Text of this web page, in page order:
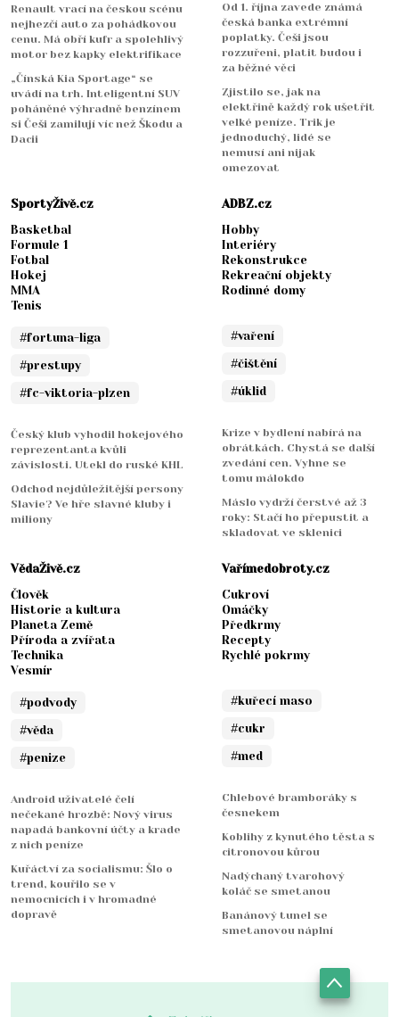
Renault vrací na českou scénu
nejhezčí auto za pohádkovou
cenu. Má obří kufr a spolehlivý
motor bez kapky elektrifikace
„Čínská Kia Sportage“ se
uvádí na trh. Inteligentní SUV
poháněné výhradně benzínem
si Češi zamilují víc než Škodu a
Dacii
Od 1. října zavede známá
česká banka extrémní
poplatky. Češi jsou
rozzuřeni, platit budou i
za běžné věci
Zjistilo se, jak na
elektřině každý rok ušetřit
velké peníze. Trik je
jednoduchý, lidé se
nemusí ani nijak
omezovat
SportyŽivě.cz
Basketbal
Formule 1
Fotbal
Hokej
MMA
Tenis
#fortuna-liga
#prestupy
#fc-viktoria-plzen
Český klub vyhodil hokejového
reprezentanta kvůli
závislosti. Utekl do ruské KHL
Odchod nejdůležitější persony
Slavie? Ve hře slavné kluby i
miliony
ADBZ.cz
Hobby
Interiéry
Rekonstrukce
Rekreační objekty
Rodinné domy
#vaření
#čištění
#úklid
Krize v bydlení nabírá na
obrátkách. Chystá se další
zvedání cen. Vyhne se
tomu málokdo
Máslo vydrží čerstvé až 3
roky: Stačí ho přepustit a
skladovat ve sklenici
VědaŽivě.cz
Člověk
Historie a kultura
Planeta Země
Příroda a zvířata
Technika
Vesmír
#podvody
#věda
#penize
Android uživatelé čelí
nečekané hrozbě: Nový virus
napadá bankovní účty a krade
z nich peníze
Kuřáctví za socialismu: Šlo o
trend, kouřilo se v
nemocnicích i v hromadné
dopravě
Vařímedobroty.cz
Cukroví
Omáčky
Předkrmy
Recepty
Rychlé pokrmy
#kuřecí maso
#cukr
#med
Chlebové bramboráky s
česnekem
Koblihy z kynutého těsta s
citronovou kůrou
Nadýchaný tvarohový
koláč se smetanou
Banánový tunel se
smetanovou náplní